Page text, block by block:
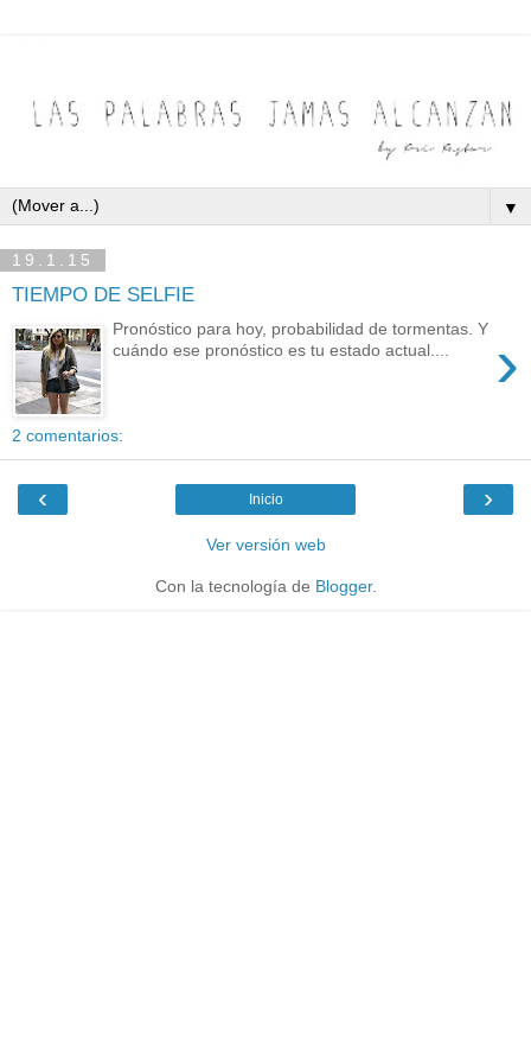
▼
19.1.15
TIEMPO DE SELFIE
›
Pronóstico para hoy, probabilidad de tormentas. Y
cuándo ese pronóstico es tu estado actual....
2 comentarios:
‹ ›
Inicio
Ver versión web
Con la tecnología de Blogger.